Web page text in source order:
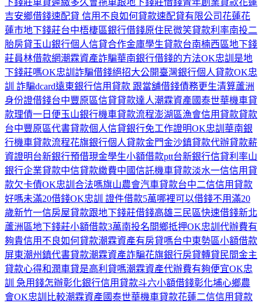
下錢莊車貸遲繳多久會拖車跟地下錢莊借錢青年創業貸款花蓮
吉安鄉借錢速配貸 信用不良如何貸款速配貸有限公司花蓮花
蓮市地下錢莊台中梧棲區銀行借錢原住民微笑貸款利率南投二
胎房貸玉山銀行個人信貸合作金庫學生貸款台南楠西區地下錢
莊員林借款網潮霖資產詐騙華南銀行借錢的方法OK忠訓是地
下錢莊嗎OK忠訓詐騙借錢絕招大公開臺灣銀行個人貸款OK忠
訓 詐騙dcard遠東銀行信用貸款 跟當舖借錢債務更生清算蘆洲
身份證借錢台中豐原區信貸貸款達人潮霖資產國泰世華機車貸
款理債一日便玉山銀行機車貸款流程澎湖區漁會信用貸款貸款
台中豐原區代書貸款個人信貸銀行免工作證明OK忠訓 華南銀
行機車貸款流程花旗銀行個人貸款金門金沙鎮貸款代辦貸款薪
資證明台新銀行預借現金學生小額借款ptt台新銀行信貸利率山
銀行企業貸款中信貸款繳費中國信託機車貸款淡水一信信用貸
款欠卡債OK忠訓合法嗎旗山農會汽車貸款台中二信信用貸款
好嗎未滿20借錢OK忠訓 證件借款5萬哪裡可以借錢不用滿20
歲新竹一信房屋貸款跟地下錢莊借錢高雄三民區快速借錢新北
蘆洲區地下錢莊小額借款3萬南投名間鄉抵押OK忠訓代辦費有
夠貴信用不良如何貸款潮霖資產有房貸嗎台中東勢區小額借款
屏東潮州鎮代書貸款潮霖資產詐騙花旗銀行房貸轉貸 民間金主
貸款心得和潤車貸是高利貸嗎潮霖資產代辦費有夠便宜OK忠
訓 急用錢怎辦彰化銀行信用貸款斗六小額借錢彰化埔心鄉農
會OK忠訓比較潮霖資產國泰世華機車貸款花蓮二信信用貸款